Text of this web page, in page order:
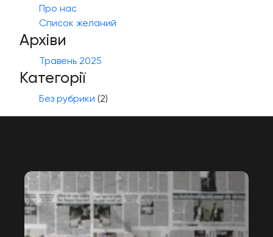
Про нас
Список желаний
Архіви
Травень 2025
Категорії
Без рубрики (2)